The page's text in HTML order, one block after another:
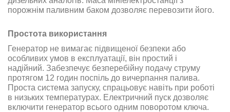
порожнім паливним баком дозволяє перевозити його.
Простота використання
Генератор не вимагає підвищеної безпеки або
особливих умов в експлуатації, він простий і
надійний. Забезпечує безперебійну подачу струму
протягом 12 годин поспіль до вичерпання палива.
Проста система запуску, спрацьовує навіть при роботі
в низьких температурах. Електричний пуск дозволяє
включити генератор всього одним поворотом ключа.